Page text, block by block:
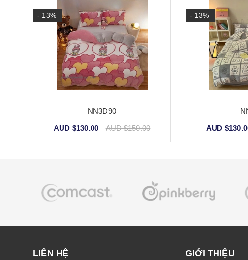
- 13%
NN3D90
AUD $130.00 AUD $150.00
- 13%
AUD
LIÊN HỆ GIỚI THIỆU